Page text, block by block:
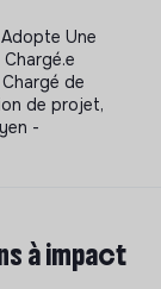
Une
de
de projet,
-
à impact